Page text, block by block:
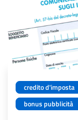
credito d'imposta
bonus pubblicità